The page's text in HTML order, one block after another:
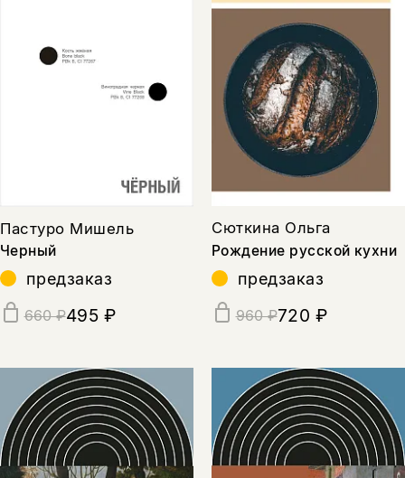
Пастуро Мишель
Черный
предзаказ
660 ₽495 ₽
Сюткина Ольга
Рождение русской кухни
предзаказ
960 ₽720 ₽